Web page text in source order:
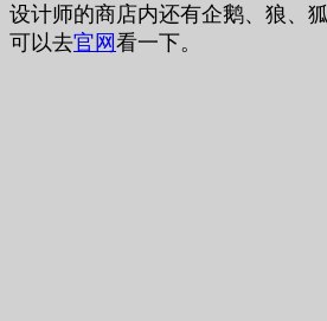
设计师的商店内还有企鹅、狼、
可以去官网 看一下。